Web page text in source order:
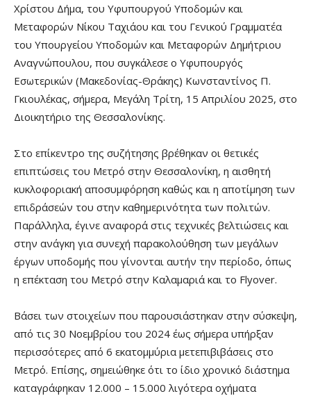
Χρίστου Δήμα, του Υφυπουργού Υποδομών και
Μεταφορών Νίκου Ταχιάου και του Γενικού Γραμματέα
του Υπουργείου Υποδομών και Μεταφορών Δημήτριου
Αναγνώπουλου, που συγκάλεσε ο Υφυπουργός
Εσωτερικών (Μακεδονίας-Θράκης) Κωνσταντίνος Π.
Γκιουλέκας, σήμερα, Μεγάλη Τρίτη, 15 Απριλίου 2025, στο
Διοικητήριο της Θεσσαλονίκης.
Στο επίκεντρο της συζήτησης βρέθηκαν οι θετικές
επιπτώσεις του Μετρό στην Θεσσαλονίκη, η αισθητή
κυκλοφοριακή αποσυμφόρηση καθώς και η αποτίμηση των
επιδράσεών του στην καθημερινότητα των πολιτών.
Παράλληλα, έγινε αναφορά στις τεχνικές βελτιώσεις και
στην ανάγκη για συνεχή παρακολούθηση των μεγάλων
έργων υποδομής που γίνονται αυτήν την περίοδο, όπως
η επέκταση του Μετρό στην Καλαμαριά και το Flyover.
Βάσει των στοιχείων που παρουσιάστηκαν στην σύσκεψη,
από τις 30 Νοεμβρίου του 2024 έως σήμερα υπήρξαν
περισσότερες από 6 εκατομμύρια μετεπιβιβάσεις στο
Μετρό. Επίσης, σημειώθηκε ότι το ίδιο χρονικό διάστημα
καταγράφηκαν 12.000 – 15.000 λιγότερα οχήματα